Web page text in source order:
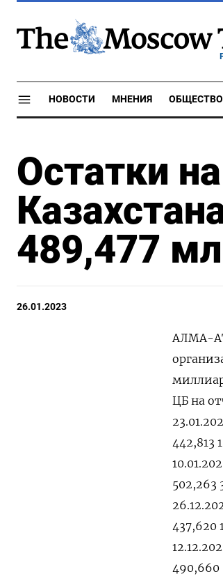
НОВОСТИ МНЕНИЯ ОБЩЕСТВО
Остатки
489,477
26.01.2023
АЛМА-
ЦБ на
442,813
502,263
437,620
490,660